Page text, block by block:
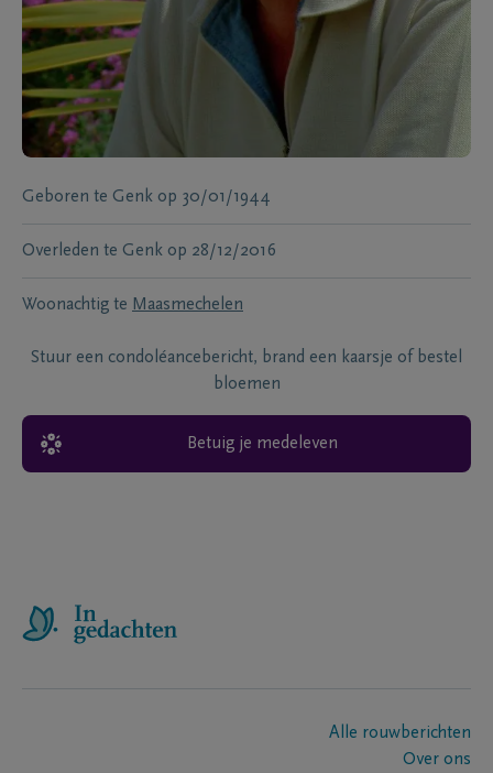
Geboren te Genk op 30/01/1944
Overleden te Genk op 28/12/2016
Woonachtig te Maasmechelen
Stuur een condoléancebericht, brand een kaarsje of bestel
bloemen
Betuig je medeleven
Alle rouwberichten
Over ons